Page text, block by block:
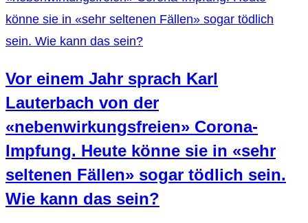
Vor einem Jahr sprach Karl
Lauterbach von der
«nebenwirkungsfreien» Corona-
Impfung. Heute könne sie in «sehr
seltenen Fällen» sogar tödlich sein.
Wie kann das sein?